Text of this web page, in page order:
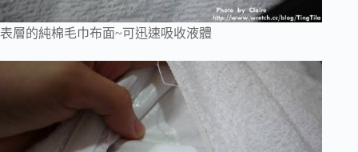
表層的純棉毛巾布面~可迅速吸收液體